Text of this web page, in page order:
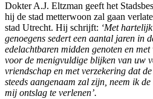
Dokter A.J. Eltzman geeft het
hij de stad metterwoon zal gaan
stad Utrecht. Hij schrijft: ‘Met
genoegens sedert een aantal jaren in
edelachtbaren midden genoten en
voor de menigvuldige blijken van uw
vriendschap en met verzekering dat
steeds aangenaam zal zijn, neem ik
mij ontslag te verlenen’.